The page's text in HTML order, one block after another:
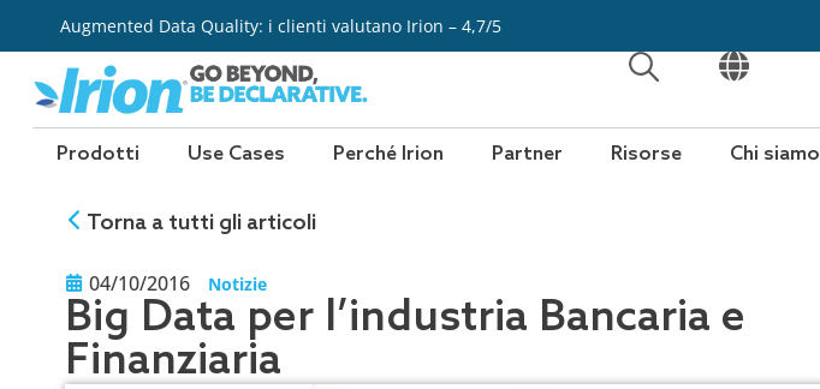
contenuto
Augmented Data Quality: i clienti valutano Irion – 4,7/5
APRI
APRI
Prodotti Use Cases Perché Irion Partner Risorse Chi siamo
Torna a tutti gli articoli
04/10/2016 Notizie
Big Data per l’industria Bancaria e
Finanziaria